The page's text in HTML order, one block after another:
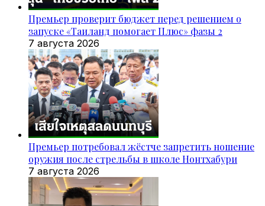
Премьер проверит бюджет перед решением о
запуске «Таиланд помогает Плюс» фазы 2
7 августа 2026
Премьер потребовал жёстче запретить ношение
оружия после стрельбы в школе Нонтхабури
7 августа 2026